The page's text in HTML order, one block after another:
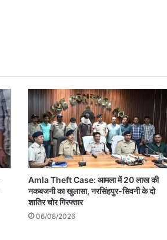
Amla Theft Case: आमला में 20 लाख की
नकबजनी का खुलासा, नरसिंहपुर-सिवनी के दो
शातिर चोर गिरफ्तार
06/08/2026